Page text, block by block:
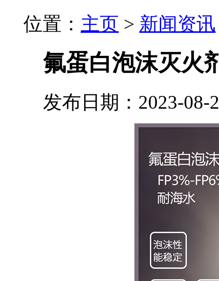
位置： 主页 > 新闻资讯
氟蛋白泡沫灭火
发布日期：2023-08-